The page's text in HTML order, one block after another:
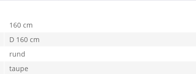
160 cm
D 160 cm
rund
taupe